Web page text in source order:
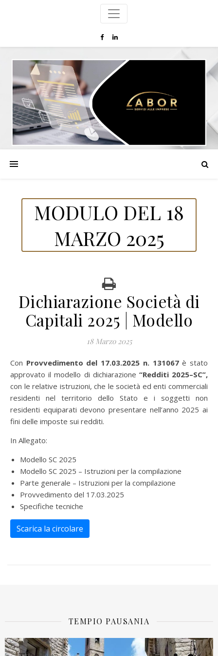
MODULO DEL 18
MARZO 2025
Dichiarazione Società di
Capitali 2025 | Modello
18 Marzo 2025
Con Provvedimento del 17.03.2025 n. 131067è stato
approvato il modello di dichiarazione “Redditi 2025–SC”,
con le relative istruzioni, che le società ed enti commerciali
residenti nel territorio dello Stato e i soggetti non
residenti equiparati devono presentare nell’anno 2025 ai
fini delle imposte sui redditi.
In Allegato:
Modello SC 2025
Modello SC 2025 – Istruzioni per la compilazione
Parte generale – Istruzioni per la compilazione
Provvedimento del 17.03.2025
Specifiche tecniche
Scarica la circolare
TEMPIO PAUSANIA